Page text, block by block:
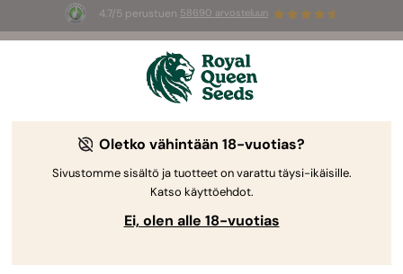
4.7/5 perustuen 58690 arvosteluun
3 White Widow Auto mag
Oletko vähintään 18-vuotias?
Sivustomme sisältö ja tuotteet on varattu täysi-ikäisille.
Katso käyttöehdot.
Ei, olen alle 18-vuotias